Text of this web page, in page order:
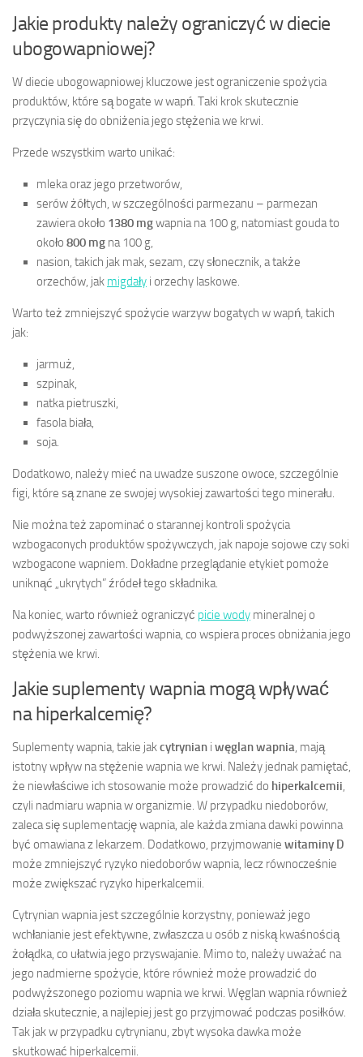
Jakie produkty należy ograniczyć w diecie
ubogowapniowej?
W diecie ubogowapniowej kluczowe jest ograniczenie spożycia
produktów, które są bogate w wapń. Taki krok skutecznie
przyczynia się do obniżenia jego stężenia we krwi.
Przede wszystkim warto unikać:
mleka oraz jego przetworów,
serów żółtych, w szczególności parmezanu – parmezan
zawiera około 1380 mgwapnia na 100 g, natomiast gouda to
około 800 mg na 100 g,
nasion, takich jak mak, sezam, czy słonecznik, a także
orzechów, jak migdały i orzechy laskowe.
Warto też zmniejszyć spożycie warzyw bogatych w wapń, takich
jak:
jarmuż,
szpinak,
natka pietruszki,
fasola biała,
soja.
Dodatkowo, należy mieć na uwadze suszone owoce, szczególnie
figi, które są znane ze swojej wysokiej zawartości tego minerału.
Nie można też zapominać o starannej kontroli spożycia
wzbogaconych produktów spożywczych, jak napoje sojowe czy soki
wzbogacone wapniem. Dokładne przeglądanie etykiet pomoże
uniknąć „ukrytych” źródeł tego składnika.
Na koniec, warto również ograniczyć picie wody mineralnej o
podwyższonej zawartości wapnia, co wspiera proces obniżania jego
stężenia we krwi.
Jakie suplementy wapnia mogą wpływać
na hiperkalcemię?
Suplementy wapnia, takie jakcytrynian i węglan wapnia, mają
istotny wpływ na stężenie wapnia we krwi. Należy jednak pamiętać,
że niewłaściwe ich stosowanie może prowadzić do hiperkalcemii,
czyli nadmiaru wapnia w organizmie. W przypadku niedoborów,
zaleca się suplementację wapnia, ale każda zmiana dawki powinna
być omawiana z lekarzem. Dodatkowo, przyjmowanie witaminy D
może zmniejszyć ryzyko niedoborów wapnia, lecz równocześnie
może zwiększać ryzyko hiperkalcemii.
Cytrynian wapnia jest szczególnie korzystny, ponieważ jego
wchłanianie jest efektywne, zwłaszcza u osób z niską kwaśnością
żołądka, co ułatwia jego przyswajanie. Mimo to, należy uważać na
jego nadmierne spożycie, które również może prowadzić do
podwyższonego poziomu wapnia we krwi. Węglan wapnia również
działa skutecznie, a najlepiej jest go przyjmować podczas posiłków.
Tak jak w przypadku cytrynianu, zbyt wysoka dawka może
skutkować hiperkalcemii.